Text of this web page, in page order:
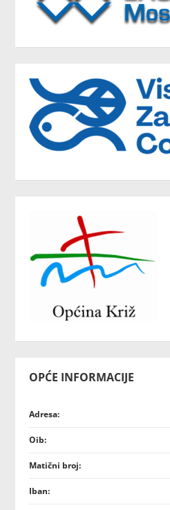
OPĆE INFORMACIJE
Adresa:
Oib:
Matični broj:
Iban: